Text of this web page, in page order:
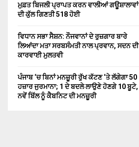
ਮੁਫ਼ਤ ਬਿਜਲੀ ਪ੍ਰਾਪਤ ਕਰਨ ਵਾਲੀਆਂ ਗਊਸ਼ਾਲਾਵਾਂ
ਦੀ ਕੁੱਲ ਗਿਣਤੀ 518 ਹੋਈ
ਵਿਧਾਨ ਸਭਾ ਸੈਸ਼ਨ: ਨੌਜਵਾਨਾਂ ਦੇ ਰੁਜ਼ਗਾਰ ਬਾਰੇ
ਲਿਆਂਦਾ ਮਤਾ ਸਰਬਸੰਮਤੀ ਨਾਲ ਪ੍ਰਵਾਨ, ਸਦਨ ਦੀ
ਕਾਰਵਾਈ ਮੁਲਤਵੀ
ਪੰਜਾਬ ‘ਚ ਬਿਨਾਂ ਮਨਜ਼ੂਰੀ ਰੁੱਖ ਕੱਟਣ ‘ਤੇ ਲੱਗੇਗਾ 50
ਹਜ਼ਾਰ ਜੁਰਮਾਨਾ; 1 ਦੇ ਬਦਲੇ ਲਾਉਣੇ ਹੋਣਗੇ 10 ਬੂਟੇ,
ਨਵੇਂ ਬਿੱਲ ਨੂੰ ਕੈਬਨਿਟ ਦੀ ਮਨਜ਼ੂਰੀ